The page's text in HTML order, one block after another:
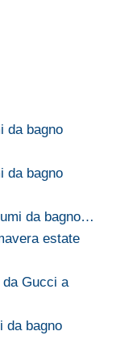
da bagno
da bagno
da bagno…
estate
da Gucci a
da bagno